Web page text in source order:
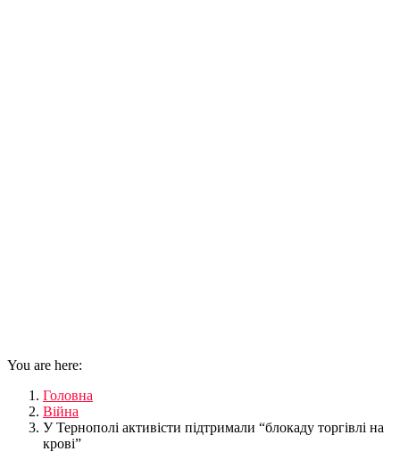
You are here:
Головна
Війна
У Тернополі активісти підтримали “блокаду торгівлі на
крові”